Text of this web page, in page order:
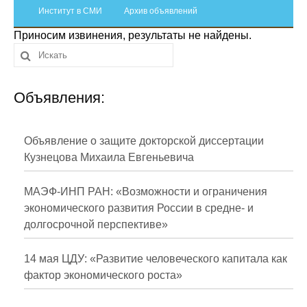
Отчетность
Противодействие коррупции
Материалы для СМИ
Публикации
Научная жизнь
Проблемы прогнозирования
О журнале
Номера журналов
Институт в СМИ Архив объявлений
Приносим извинения, результаты не найдены.
Объявления:
Объявление о защите докторской диссертации
Кузнецова Михаила Евгеньевича
МАЭФ-ИНП РАН: «Возможности и ограничения
экономического развития России в средне- и
долгосрочной перспективе»
14 мая ЦДУ: «Развитие человеческого капитала как
фактор экономического роста»